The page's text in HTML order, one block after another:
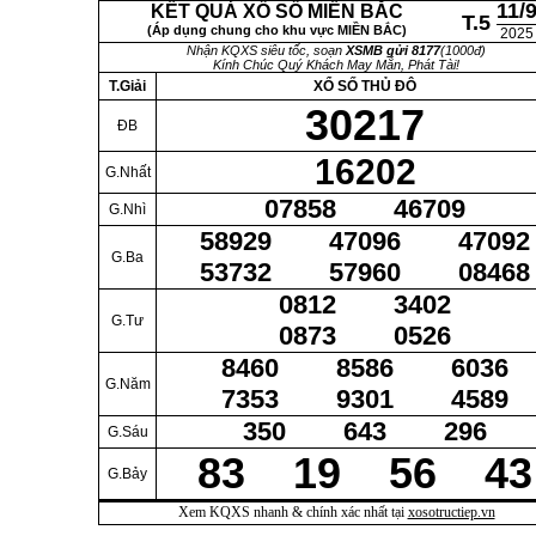
KẾT QUẢ XỔ SỐ MIỀN BẮC
(Áp dụng chung cho khu vực MIỀN BẮC) T.5 11/9
2025
Nhận KQXS siêu tốc, soạn XSMB gửi 8177(1000đ)
Kính Chúc Quý Khách May Mắn, Phát Tài!
T.Giải XỔ SỐ THỦ ĐÔ
ĐB 30217
G.Nhất 16202
G.Nhì 07858 46709
G.Ba
58929 47096 47092
53732 57960 08468
G.Tư
0812 3402
0873 0526
G.Năm
8460 8586 6036
7353 9301 4589
G.Sáu 350 643 296
G.Bảy 83 19 56 43
Xem KQXS nhanh & chính xác nhất tại xosotructiep.vn